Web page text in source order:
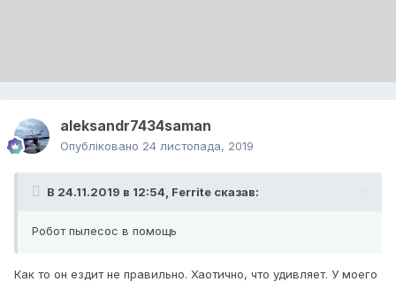
aleksandr7434saman
Опубліковано 24 листопада, 2019
В 24.11.2019 в 12:54, Ferrite сказав:
Робот пылесос в помощь
Как то он ездит не правильно. Хаотично, что удивляет. У моего